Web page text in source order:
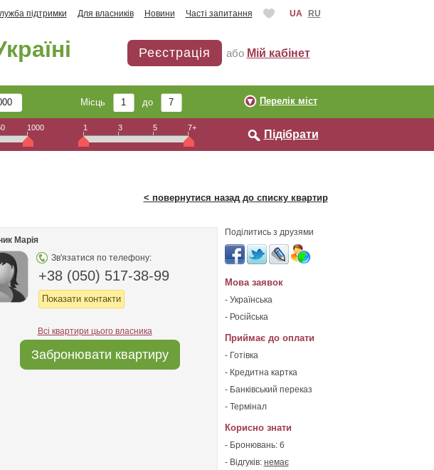
підтримки Для власників Новини Часті запитання UA RU
Реєстрація або Мій кабінет
Місць до Перелік міст
1000 1 3 5 7+
Підібрати
< повернутися назад до списку квартир
Поділитись з друзями
Мова заявок
- Українська
- Російська
Приймає до оплати
- Готівка
- Кредитна картка
- Банківський переказ
- Термінал
Корисно знати
- Бронювань: 6
- Відгуків: немає
Марія
Зв'язатися по телефону:
+38 (050) 517-38-99
Показати контакти
Всі квартири цього власника
Забронювати квартиру